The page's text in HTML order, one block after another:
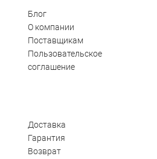
Блог
О компании
Поставщикам
Пользовательское
соглашение
Доставка
Гарантия
Возврат